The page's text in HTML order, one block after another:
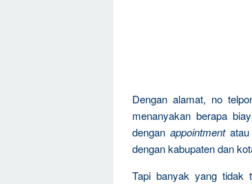
Dengan alamat, no
menanyakan berapa
dengan appointmentatau
dengan kabupaten dan
Tapi banyak yang tidak